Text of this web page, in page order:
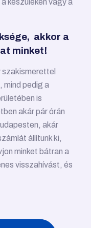
készüléken vagy a
akkor a
minket!
szakismerettel
mind pedig a
is
akár pár órán
akár
állítunk ki,
minket bátran a
visszahívást, és